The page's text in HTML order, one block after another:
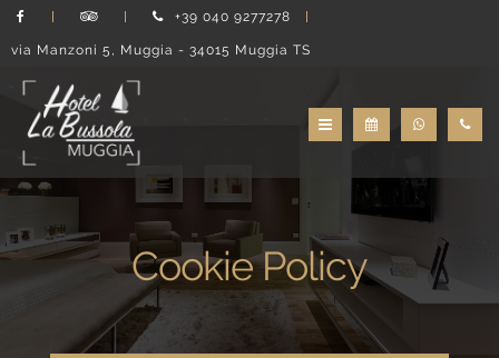
+39 040 9277278
via Manzoni 5, Muggia - 34015 Muggia TS
Cookie Policy